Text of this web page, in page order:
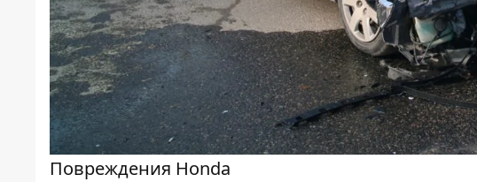
Повреждения Honda